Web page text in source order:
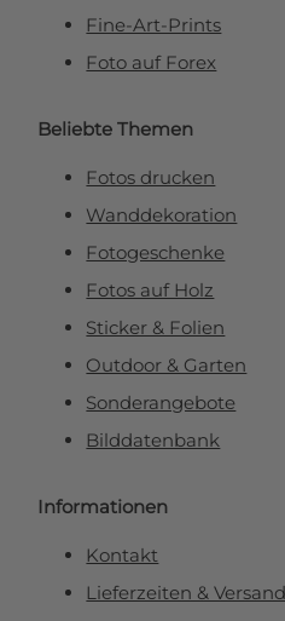
Fine-Art-Prints
Foto auf Forex
Beliebte Themen
Fotos drucken
Wanddekoration
Fotogeschenke
Fotos auf Holz
Sticker & Folien
Outdoor & Garten
Sonderangebote
Bilddatenbank
Informationen
Kontakt
Lieferzeiten & Versand